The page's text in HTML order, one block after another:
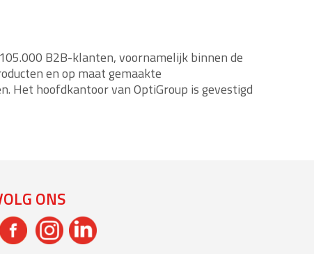
B2B-klanten, voornamelijk binnen de
en op maat gemaakte
Het hoofdkantoor van OptiGroup is gevestigd
ONS